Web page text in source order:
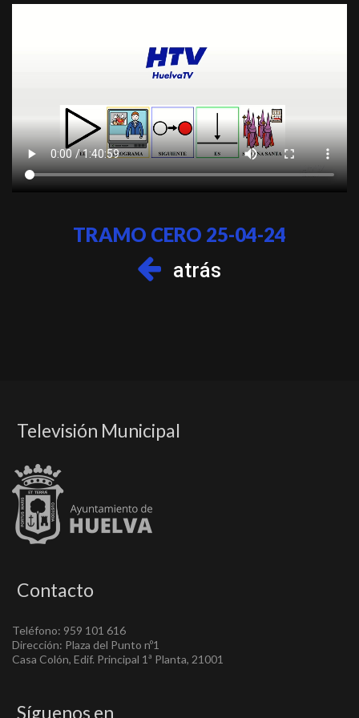
TRAMO CERO 25-04-24
atrás
Televisión Municipal
Contacto
Teléfono: 959 101 616
Dirección: Plaza del Punto nº1
Casa Colón, Edif. Principal 1ª Planta, 21001
Síguenos en